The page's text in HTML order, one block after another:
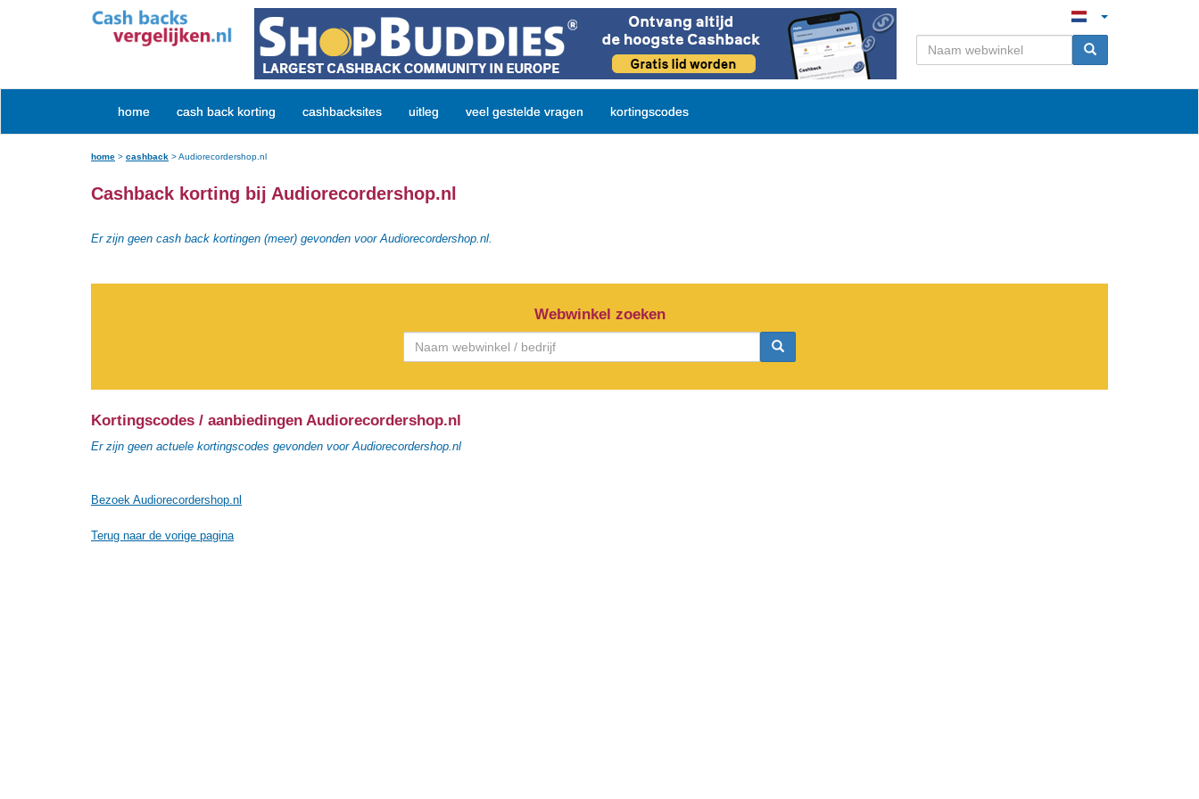
home cash back korting cashbacksites uitleg veel gestelde vragen kortingscodes
home > cashback >Audiorecordershop.nl
Cashback korting bij Audiorecordershop.nl
Er zijn geen cash back kortingen (meer) gevonden voor Audiorecordershop.nl.
Webwinkel zoeken
Kortingscodes / aanbiedingen Audiorecordershop.nl
Er zijn geen actuele kortingscodes gevonden voor Audiorecordershop.nl
Bezoek Audiorecordershop.nl
Terug naar de vorige pagina